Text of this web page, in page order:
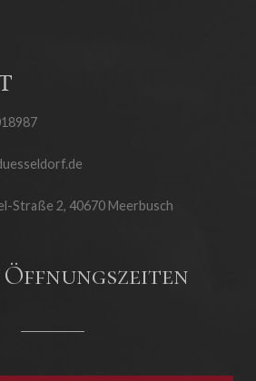
Straße 2, 40670 Meerbusch
Öffnungszeiten